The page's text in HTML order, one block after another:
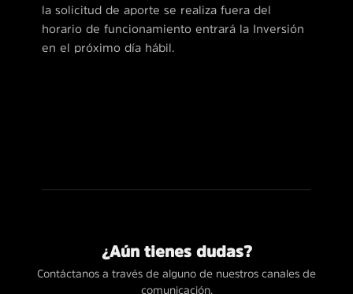
la solicitud de aporte se realiza fuera del
horario de funcionamiento entrará la Inversión
en el próximo día hábil.
¿Aún tienes dudas?
Contáctanos a través de alguno de nuestros canales de
comunicación.